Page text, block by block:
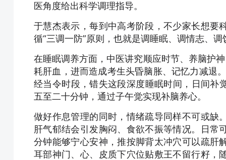
医角度给出科学调理指导。
于慧杰表示，每到中高考阶段，不少家长想要
循“三调一防”原则，也就是调睡眠、调情志、
在睡眠调养方面，中医讲究顺应时节、养脑护
耗肝血，进而造成考生头昏脑胀、记忆力减退
经当令时段，错失这段深度睡眠时间，日间补
五至二十分钟，通过子午觉实现补脑养心。
做好作息管理的同时，情绪疏导同样不可或缺
肝气郁结会引发胸闷、食欲不振等情况。日常
分钟能够宁心安神，推按脚背太冲穴可以疏肝
耳部神门、心、皮质下穴位贴敷王不留行籽，